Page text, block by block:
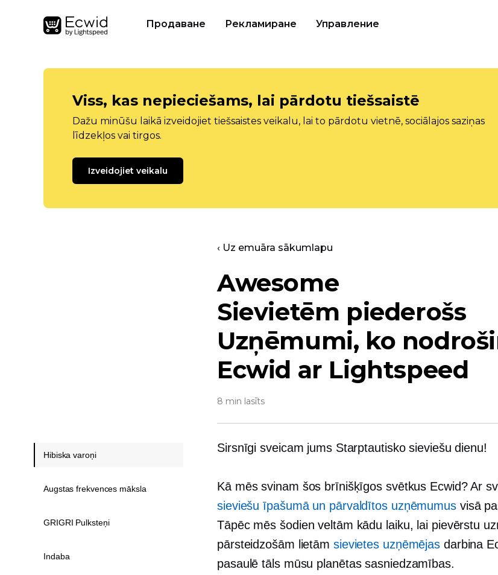
Продаване Рекламиране Управление
Viss, kas nepieciešams, lai pārdotu tiešsaistē
Dažu minūšu laikā izveidojiet tiešsaistes veikalu, lai to pārdotu vietnē, sociālajos saziņas
līdzekļos vai tirgos.
Izveidojiet veikalu
‹ Uz emuāra sākumlapu
Awesome
Sievietēm piederošs
Uzņēmumi, ko
Ecwid ar Lightspeed
8 min lasīts
Sirsnīgi sveicam jums Starptautisko sieviešu dienu!
Kā mēs svinam šos brīnišķīgos svētkus Ecwid? Ar
sieviešu īpašumāun pārvaldītos uzņēmumusvisā
Tāpēc mēs šodien veltām kādu laiku, lai pievērstu
pārsteidzošām lietām sievietes uzņēmējas darbina
pasaulētālsmūsu planētas sasniedzamības.
Hibiska varoņi
Augstas frekvences māksla
GRIGRI Pulksteņi
Indaba